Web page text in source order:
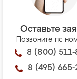
Оставьте
Позвоните по
8 (800) 511-
8 (495) 665-